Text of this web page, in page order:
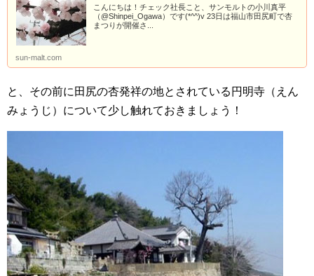
こんにちは！チェック社長こと、サンモルトの小川真平
（@Shinpei_Ogawa）です(*^^)v 23日は福山市田尻町で杏
まつりが開催さ...
sun-malt.com
と、その前に田尻の杏発祥の地とされている円明寺（えん
みょうじ）について少し触れておきましょう！